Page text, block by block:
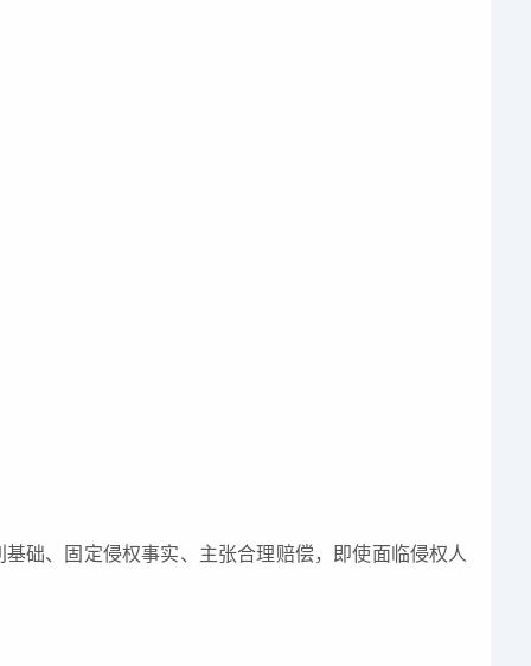
础、固定侵权事实、主张合理赔偿，即使面临侵权人